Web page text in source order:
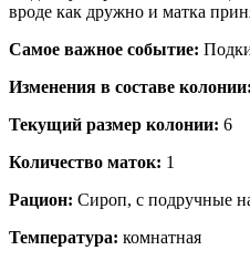
вроде как дружно и матка
Самое важное событие:
Изменения в составе
Текущий размер кoлонии: 6
Количество маток: 1
Рацион: Сироп, с подручные
Температура: комнатная